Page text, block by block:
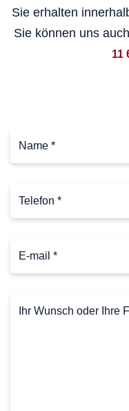
Sie erhalten
Sie können uns
11
mail(erforderlich)
Wunsch